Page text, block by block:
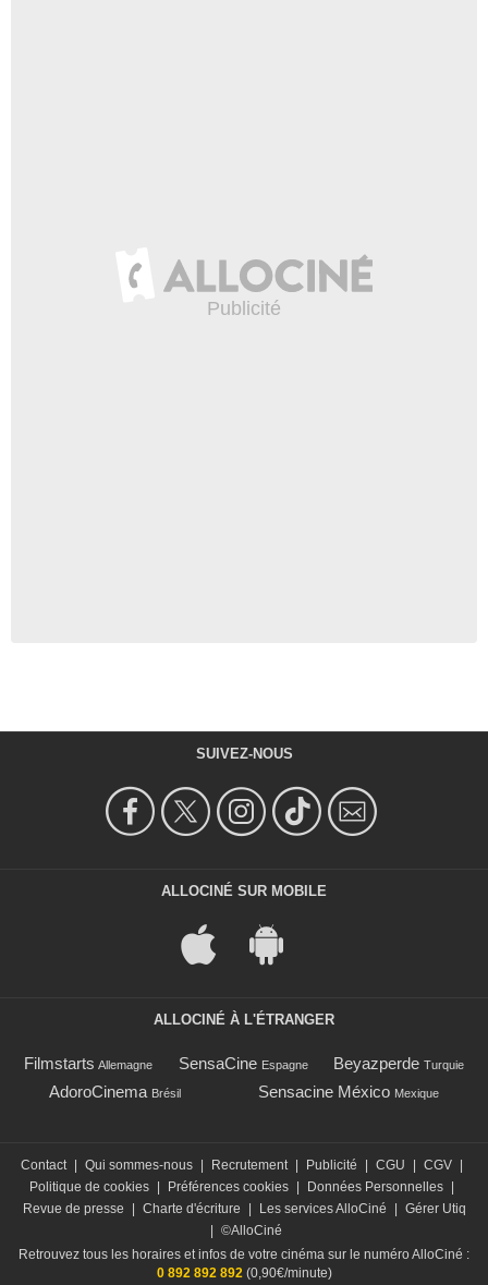
SUIVEZ-NOUS
ALLOCINÉ SUR MOBILE
ALLOCINÉ À L'ÉTRANGER
Filmstarts Allemagne SensaCine Espagne Beyazperde Turquie
AdoroCinema Brésil Sensacine México Mexique
Contact Qui sommes-nous Recrutement Publicité CGU CGV
Politique de cookies
Préférences cookies Données Personnelles
Revue de presse
Charte d'écriture Les services AlloCiné
Gérer Utiq
©AlloCiné
Retrouvez tous les horaires et infos de votre cinéma sur le numéro AlloCiné :
0 892 892 892(0,90€/minute)